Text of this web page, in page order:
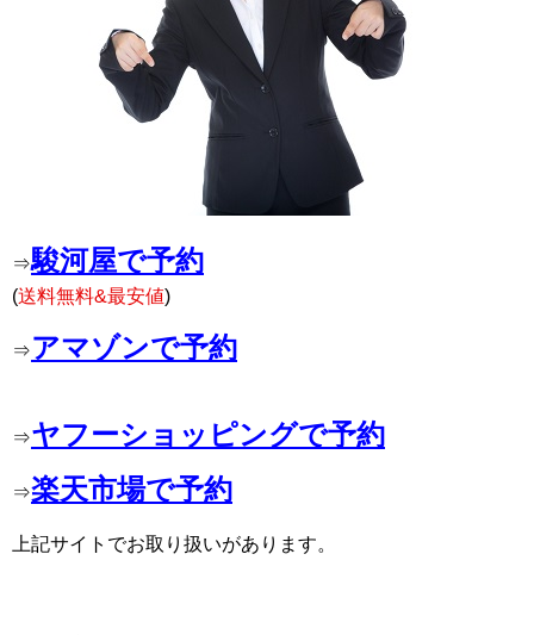
⇒駿河屋で予約
(送料無料&最安値)
⇒アマゾンで予約
⇒ヤフーショッピングで予約
⇒楽天市場で予約
上記サイトでお取り扱いがあります。